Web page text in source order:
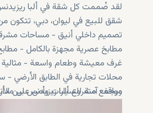
لقد صُممت كل شقة في ألبا ريزيدنس
شقق للبيع في ليوان، دبي، تتكون
تصميم داخلي أنيق - مساحات
مطابخ عصرية مجهزة بالكامل - مطابخ
غرف معيشة وطعام واسعة - مثالية
محلات تجارية في الطابق الأرضي -
مواقف آمنة للسيارات وأمن على
تصميم يراعي احتياجات
ويجمع مشروع ألبا ريزيدنس بين